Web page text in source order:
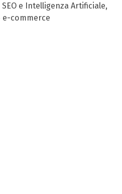
e Intelligenza Artificiale,
e-commerce